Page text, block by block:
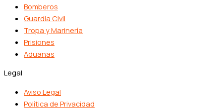
Bomberos
Guardia Civil
Tropa y Marinería
Prisiones
Aduanas
Legal
Aviso Legal
Política de Privacidad